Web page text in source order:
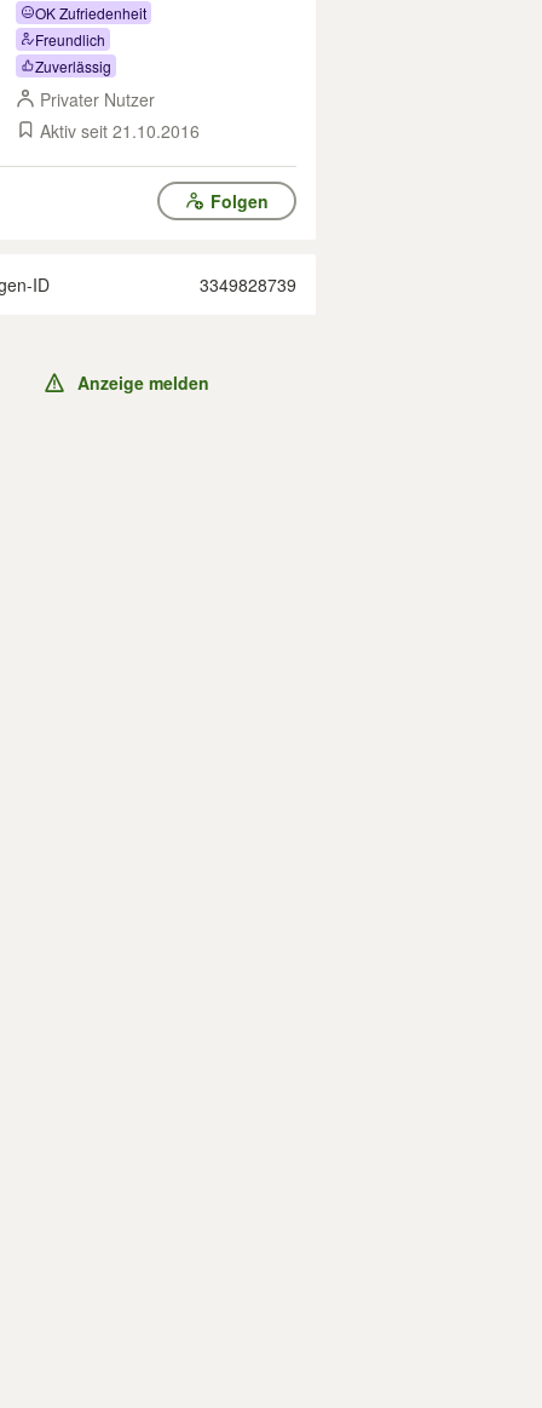
OK Zufriedenheit
Freundlich
Zuverlässig
Privater Nutzer
Aktiv seit 21.10.2016
Folgen
ID 3349828739
Anzeige melden